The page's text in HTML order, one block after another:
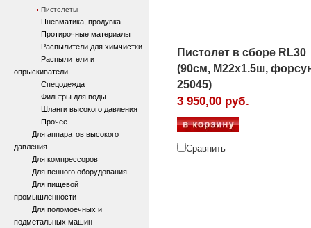
Пистолеты
Пневматика, продувка
Протирочные материалы
Распылители для химчистки
Распылители и
опрыскиватели
Спецодежда
Фильтры для воды
Шланги высокого давления
Прочее
Для аппаратов высокого
давления
Для компрессоров
Для пенного оборудования
Для пищевой
промышленности
Для поломоечных и
подметальных машин
Пистолет в сборе RL30
(90см, М22х1.5ш,
25045)
3 950,00 руб.
Сравнить